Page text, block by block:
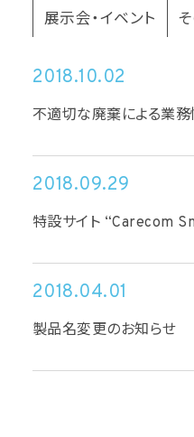
展示会・イベント
2018.10.02
不適切な廃棄による業
2018.09.29
特設サイト “Carecom
2018.04.01
製品名変更のお知らせ